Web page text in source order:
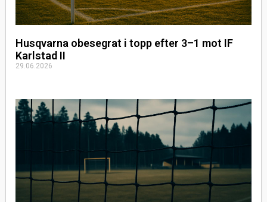
Husqvarna obesegrat i topp efter 3–1 mot IF
Karlstad II
29.06.2026